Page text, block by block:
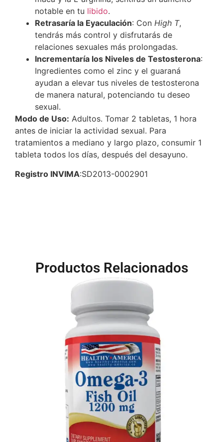
notable en tu libido.
Retrasaría la Eyaculación: Con High T,
tendrás más control y disfrutarás de
relaciones sexuales más prolongadas.
Incrementaría los Niveles de Testosterona:
Ingredientes como el zinc y el guaraná
ayudan a elevar tus niveles de testosterona
de manera natural, potenciando tu deseo
sexual.
Modo de Uso: Adultos. Tomar 2 tabletas, 1 hora
antes de iniciar la actividad sexual. Para
tratamientos a mediano y largo plazo, consumir 1
tableta todos los días, después del desayuno.
Registro INVIMA:SD2013-0002901
Productos Relacionados